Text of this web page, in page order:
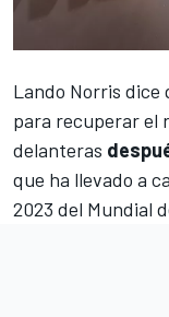
Lando Norris dice
para recuperar el
delanteras
que ha llevado a
2023 del Mundial